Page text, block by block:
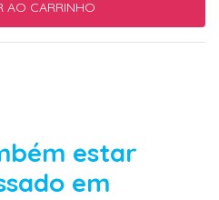
estar
em